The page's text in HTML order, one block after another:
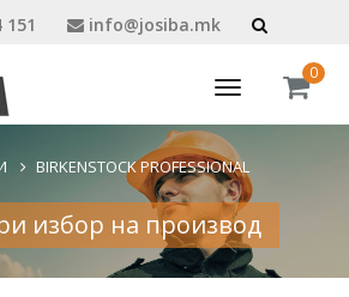
151 info@josiba.mk
Toggle
navigation
0
BIRKENSTOCK PROFESSIONAL
избор на производ